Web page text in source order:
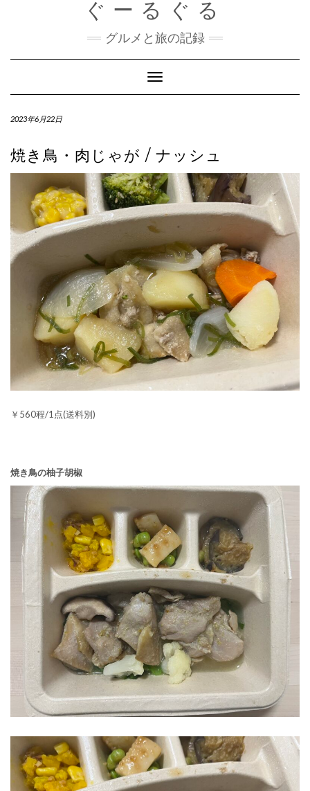
ぐーるぐる
グルメと旅の記録
Toggle
Navigation
2023年6月22日
焼き鳥・肉じゃが / ナッシュ
￥560程/1点(送料別)
焼き鳥の柚子胡椒